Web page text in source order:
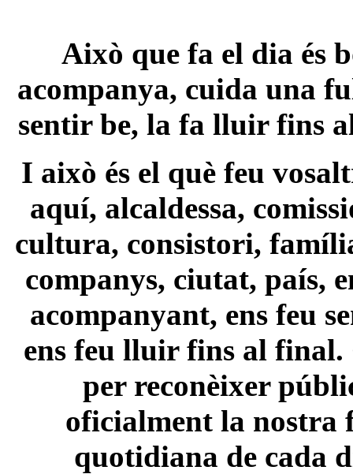
Això que fa el dia és
acompanya, cuida una
sentir be, la fa lluir fins
I això és el què feu
aquí, alcaldessa,
cultura, consistori,
companys, ciutat, país,
acompanyant, ens feu
ens feu lluir fins al final.
per reconèixer
oficialment la nostra
quotidiana de cada